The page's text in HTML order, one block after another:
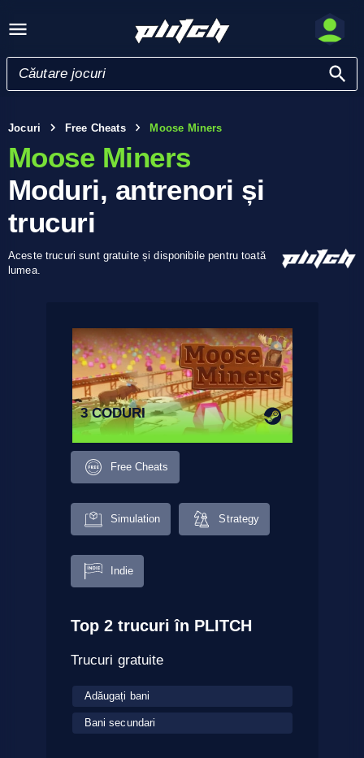
Jocuri Free Cheats Moose Miners
Moose Miners
Moduri, antrenori și
trucuri
Aceste trucuri sunt gratuite și disponibile pentru toată
lumea.
3 CODURI
Free Cheats
Simulation Strategy
Indie
Top 2 trucuri în PLITCH
Trucuri gratuite
Adăugați bani
Bani secundari